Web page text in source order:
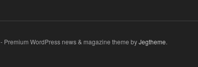
- Premium WordPress news & magazine theme byJegtheme.